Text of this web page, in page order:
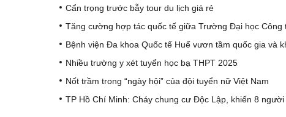
Cẩn trọng trước bẫy tour du lịch giá rẻ
Tăng cường hợp tác quốc tế giữa Trường Đại học
Bệnh viện Đa khoa Quốc tế Huế vươn tầm quốc gia và
Nhiều trường y xét tuyển học bạ THPT 2025
Nốt trầm trong “ngày hội” của đội tuyển nữ Việt Nam
TP Hồ Chí Minh: Cháy chung cư Độc Lập, khiến 8 người